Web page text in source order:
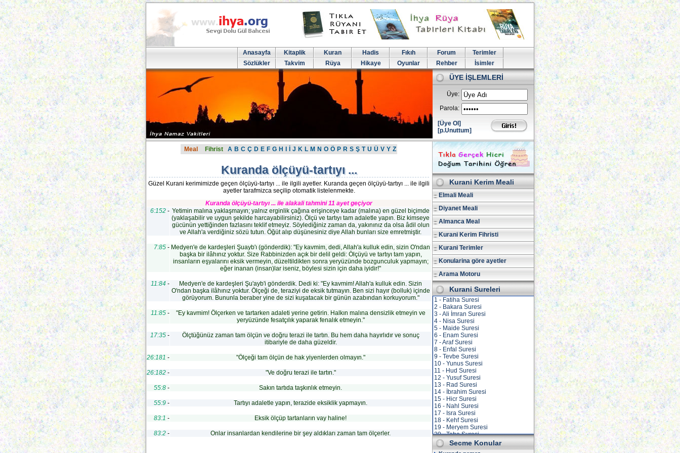
Anasayfa Kitaplik Kuran Hadis Fıkıh Forum
Terimler
Sözlükler
Takvim Rüya Hikaye Oyunlar Rehber İsimler
ÜYE İŞLEMLERİ
Üye:
Parola:
[Üye Ol]
[p.Unuttum]
Meal Fihrist A B C Ç D E F G H J K L M N O Ö P R S Ş T U Ü V Y Z
Kuranda ölçüyü-tartıyı ...
Güzel Kurani kerimimizde geçen ölçüyü-tartıyı ... ile ilgili ayetler. Kuranda geçen ölçüyü-tartıyı ... ile ilgili
ayetler tarafmizca seçilip otomatik listelenmekte.
Kuranda ölçüyü-tartıyı ... ile alakali tahmini 11 ayet geçiyor
6:152 - Yetimin malına yaklaşmayın; yalnız erginlik çağına erişinceye kadar (malına) en güzel biçimde
(yaklaşabilir ve uygun şekilde harcayabilirsiniz). Ölçü ve tartıyı tam adaletle yapın. Biz kimseye
gücünün yettiğinden fazlasını teklif etmeyiz. Söylediğiniz zaman da, yakınınız da olsa âdil olun
ve Allah'a verdiğiniz sözü tutun. Öğüt alıp düşünesiniz diye Allah bunları size emretmiştir.
7:85 - Medyen'e de kardeşleri Şuayb'ı (gönderdik): "Ey kavmim, dedi, Allah'a kulluk edin, sizin O'ndan
başka bir ilâhınız yoktur. Size Rabbinizden açık bir delil geldi: Ölçüyü ve tartıyı tam yapın,
insanların eşyalarını eksik vermeyin, düzeltildikten sonra yeryüzünde bozgunculuk yapmayın;
eğer inanan (insan)lar iseniz, böylesi sizin için daha iyidir!"
11:84 -
Medyen'e de kardeşleri Şu'ayb'i gönderdik. Dedi ki: "Ey kavmim! Allah'a kulluk edin. Sizin
O'ndan başka ilâhınız yoktur. Ölçeği de, teraziyi de eksik tutmayın. Ben sizi hayır (bolluk) içinde
görüyorum. Bununla beraber yine de sizi kuşatacak bir günün azabından korkuyorum."
11:85 -
"Ey kavmim! Ölçerken ve tartarken adaleti yerine getirin. Halkın malına densizlik etmeyin ve
yeryüzünde fesatçılık yaparak fenalık etmeyin."
17:35 -
Ölçtüğünüz zaman tam ölçün ve doğru terazi ile tartın. Bu hem daha hayırlıdır ve sonuç
itibariyle de daha güzeldir.
26:181 - "Ölçeği tam ölçün de hak yiyenlerden olmayın."
26:182 - "Ve doğru terazi ile tartın."
55:8 - Sakın tartıda taşkınlık etmeyin.
55:9 - Tartıyı adaletle yapın, terazide eksiklik yapmayın.
83:1 - Eksik ölçüp tartanların vay haline!
83:2 - Onlar insanlardan kendilerine bir şey aldıkları zaman tam ölçerler.
Kurani Kerim Meali
Elmali Meali
Diyanet Meali
Almanca Meal
Kurani Kerim Fihristi
Kurani Terimler
Konularina göre ayetler
Arama Motoru
Kurani Sureleri
1 - Fatiha Suresi
2 - Bakara Suresi
3 - Ali İmran Suresi
4 - Nisa Suresi
5 - Maide Suresi
6 - Enam Suresi
7 - Araf Suresi
8 - Enfal Suresi
9 - Tevbe Suresi
10 - Yunus Suresi
11 - Hud Suresi
12 - Yusuf Suresi
13 - Rad Suresi
14 - İbrahim Suresi
15 - Hicr Suresi
16 - Nahl Suresi
17 - Isra Suresi
18 - Kehf Suresi
19 - Meryem Suresi
20 - Taha Suresi
21 - Enbiya Suresi
22 - Hacc Suresi
Secme Konular